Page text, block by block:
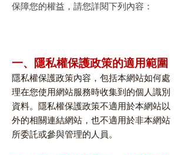
保障您的權益，請您詳閱下列內容：
一、隱私權保護政策的適用範圍
隱私權保護政策內容，包括本網站如何處
理在您使用網站服務時收集到的個人識別
資料。隱私權保護政策不適用於本網站以
外的相關連結網站，也不適用於非本網站
所委託或參與管理的人員。